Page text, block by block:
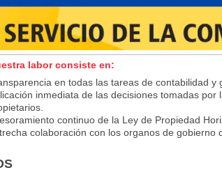
labor consiste en:
en todas las tareas de contabilidad y
inmediata de las decisiones tomadas por
continuo de la Ley de Propiedad
colaboración con los organos de gobierno